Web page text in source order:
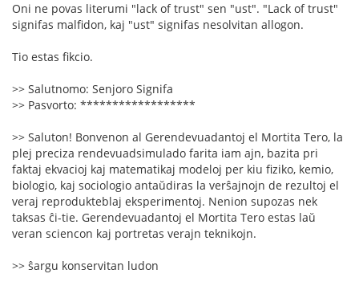
Oni ne povas literumi "lack of trust" sen "ust". "Lack of trust"
signifas malfidon, kaj "ust" signifas nesolvitan allogon.
Tio estas fikcio.
>> Salutnomo: Senjoro Signifa
>> Pasvorto: ******************
>> Saluton! Bonvenon al Gerendevuadantoj el Mortita Tero, la
plej preciza rendevuadsimulado farita iam ajn, bazita pri
faktaj ekvacioj kaj matematikaj modeloj per kiu fiziko, kemio,
biologio, kaj sociologio antaŭdiras la verŝajnojn de rezultoj el
veraj reprodukteblaj eksperimentoj. Nenion supozas nek
taksas ĉi-tie. Gerendevuadantoj el Mortita Tero estas laŭ
veran sciencon kaj portretas verajn teknikojn.
>> ŝargu konservitan ludon